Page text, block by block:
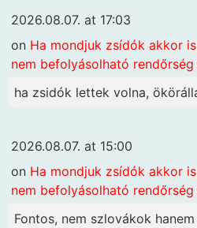
2026.08.07. at 17:03
on Ha mondjuk zsídók akkor
nem befolyásolható
ha zsidók lettek volna,
2026.08.07. at 15:00
on Ha mondjuk zsídók akkor
nem befolyásolható
Fontos, nem szlovákok